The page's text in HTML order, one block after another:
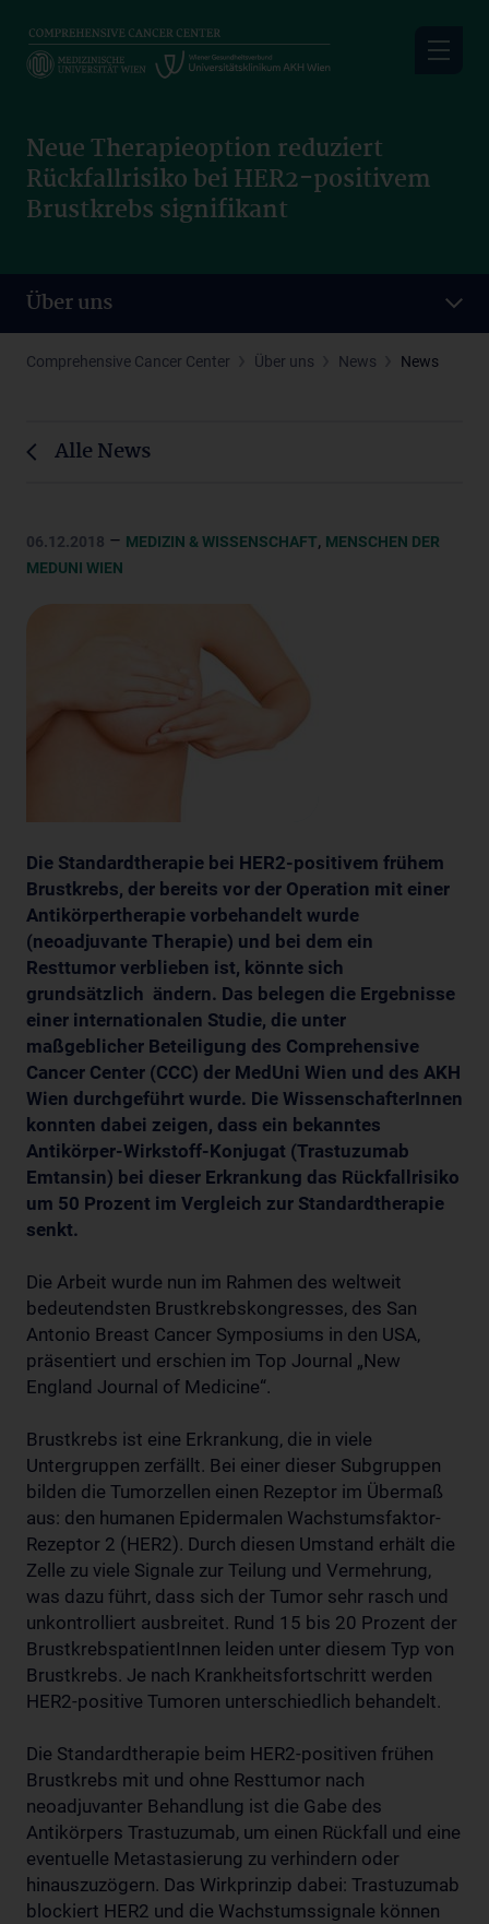
main
Neue Therapieoption reduziert
Rückfallrisiko bei HER2-positivem
Brustkrebs signifikant
Über uns
Comprehensive Cancer Center Über uns News News
Alle News
06.12.2018 – MEDIZIN & WISSENSCHAFT, MENSCHEN DER
MEDUNI WIEN
Die Standardtherapie bei HER2-positivem frühem
Brustkrebs, der bereits vor der Operation mit einer
Antikörpertherapie vorbehandelt wurde
(neoadjuvante Therapie) und bei dem ein
Resttumor verblieben ist, könnte sich
grundsätzlich ändern. Das belegen die Ergebnisse
einer internationalen Studie, die unter
maßgeblicher Beteiligung des Comprehensive
Cancer Center (CCC) der MedUni Wien und des AKH
Wien durchgeführt wurde. Die WissenschafterInnen
konnten dabei zeigen, dass ein bekanntes
Antikörper-Wirkstoff-Konjugat (Trastuzumab
Emtansin) bei dieser Erkrankung das Rückfallrisiko
um 50 Prozent im Vergleich zur Standardtherapie
senkt.
Die Arbeit wurde nun im Rahmen des weltweit
bedeutendsten Brustkrebskongresses, des San
Antonio Breast Cancer Symposiums in den USA,
präsentiert und erschien im Top Journal „New
England Journal of Medicine“.
Brustkrebs ist eine Erkrankung, die in viele
Untergruppen zerfällt. Bei einer dieser Subgruppen
bilden die Tumorzellen einen Rezeptor im Übermaß
aus: den humanen Epidermalen Wachstumsfaktor-
Rezeptor 2 (HER2). Durch diesen Umstand erhält die
Zelle zu viele Signale zur Teilung und Vermehrung,
was dazu führt, dass sich der Tumor sehr rasch und
unkontrolliert ausbreitet. Rund 15 bis 20 Prozent der
BrustkrebspatientInnen leiden unter diesem Typ von
Brustkrebs. Je nach Krankheitsfortschritt werden
HER2-positive Tumoren unterschiedlich behandelt.
Die Standardtherapie beim HER2-positiven frühen
Brustkrebs mit und ohne Resttumor nach
neoadjuvanter Behandlung ist die Gabe des
Antikörpers Trastuzumab, um einen Rückfall und eine
eventuelle Metastasierung zu verhindern oder
hinauszuzögern. Das Wirkprinzip dabei: Trastuzumab
blockiert HER2 und die Wachstumssignale können